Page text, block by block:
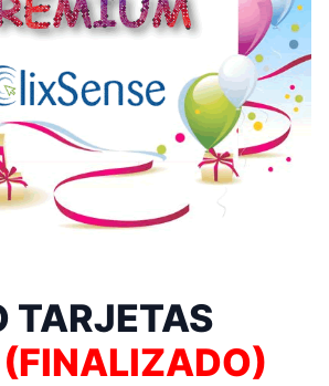
TARJETAS
(FINALIZADO)